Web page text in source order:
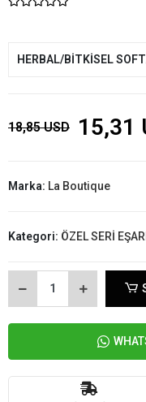
HERBAL/BİTKİSEL
18,85 USD 15,31
Marka: La Boutique
Kategori: ÖZEL SERİ